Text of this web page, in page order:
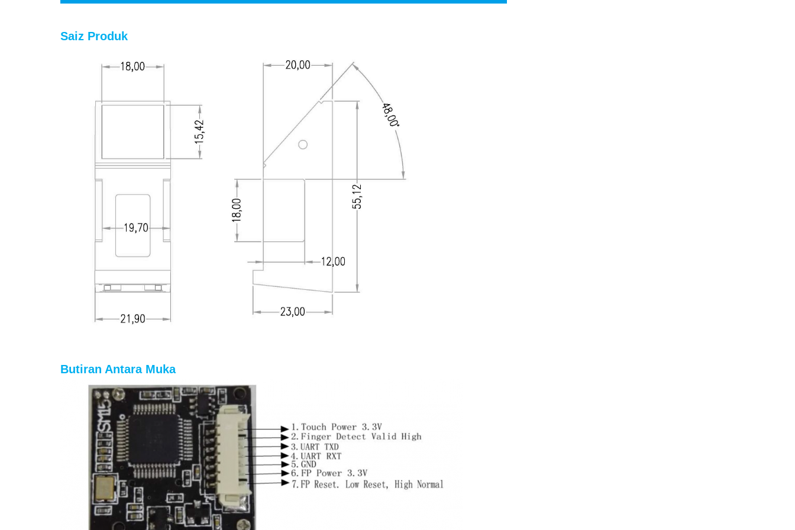
Saiz Produk
Butiran Antara Muka